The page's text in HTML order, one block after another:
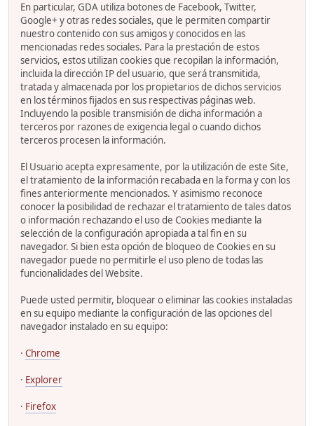
En particular, GDA utiliza botones de Facebook, Twitter,
Google+ y otras redes sociales, que le permiten compartir
nuestro contenido con sus amigos y conocidos en las
mencionadas redes sociales. Para la prestación de estos
servicios, estos utilizan cookies que recopilan la información,
incluida la dirección IP del usuario, que será transmitida,
tratada y almacenada por los propietarios de dichos servicios
en los términos fijados en sus respectivas páginas web.
Incluyendo la posible transmisión de dicha información a
terceros por razones de exigencia legal o cuando dichos
terceros procesen la información.
El Usuario acepta expresamente, por la utilización de este Site,
el tratamiento de la información recabada en la forma y con los
fines anteriormente mencionados. Y asimismo reconoce
conocer la posibilidad de rechazar el tratamiento de tales datos
o información rechazando el uso de Cookies mediante la
selección de la configuración apropiada a tal fin en su
navegador. Si bien esta opción de bloqueo de Cookies en su
navegador puede no permitirle el uso pleno de todas las
funcionalidades del Website.
Puede usted permitir, bloquear o eliminar las cookies instaladas
en su equipo mediante la configuración de las opciones del
navegador instalado en su equipo:
· Chrome
· Explorer
· Firefox